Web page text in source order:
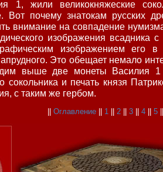
1, жили великокняжеские
Вот почему знатокам русских
внимание на совпадение
изображения всадника
изображением его
Это обещает немало
выше две монеты Василия 1
сокольника и печать князя
с таким же гербом.
||Оглавление || 1 || 2 ||3 ||4 ||5